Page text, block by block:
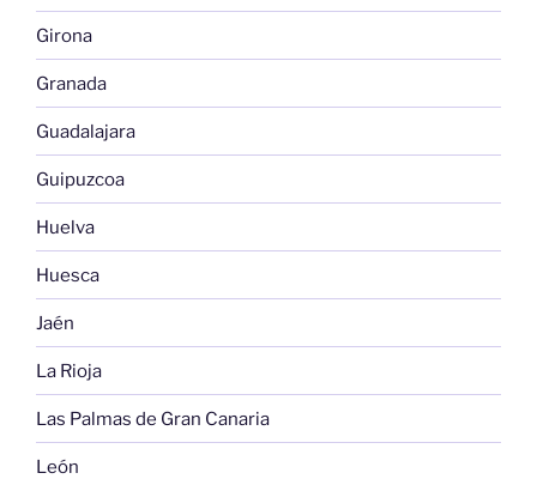
Girona
Granada
Guadalajara
Guipuzcoa
Huelva
Huesca
Jaén
La Rioja
Las Palmas de Gran Canaria
León